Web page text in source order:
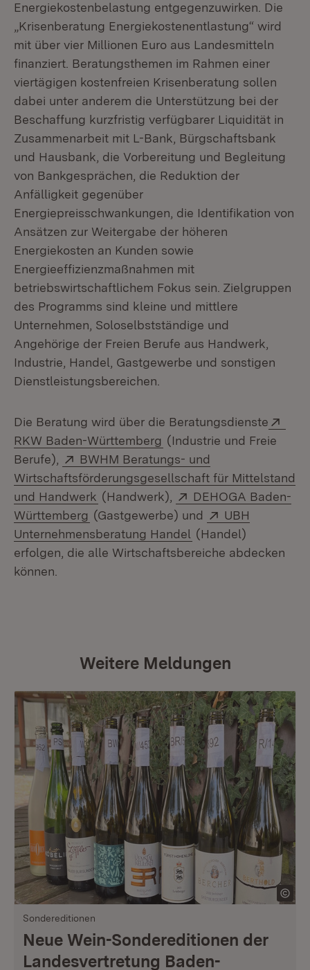
Energiekostenbelastung entgegenzuwirken. Die
„Krisenberatung Energiekostenentlastung“ wird
mit über vier Millionen Euro aus Landesmitteln
finanziert. Beratungsthemen im Rahmen einer
viertägigen kostenfreien Krisenberatung sollen
dabei unter anderem die Unterstützung bei der
Beschaffung kurzfristig verfügbarer Liquidität in
Zusammenarbeit mit L-Bank, Bürgschaftsbank
und Hausbank, die Vorbereitung und Begleitung
von Bankgesprächen, die Reduktion der
Anfälligkeit gegenüber
Energiepreisschwankungen, die Identifikation von
Ansätzen zur Weitergabe der höheren
Energiekosten an Kunden sowie
Energieeffizienzmaßnahmen mit
betriebswirtschaftlichem Fokus sein. Zielgruppen
des Programms sind kleine und mittlere
Unternehmen, Soloselbstständige und
Angehörige der Freien Berufe aus Handwerk,
Industrie, Handel, Gastgewerbe und sonstigen
Dienstleistungsbereichen.
Die Beratung wird über die Beratungsdienste
RKW Baden-Württemberg (Öffnet in neuem Fenster)
(Industrie und Freie
Berufe),
Extern:
BWHM Beratungs- und
Wirtschaftsförderungsgesellschaft für Mittelstand
und Handwerk (Öffnet in neuem Fenster)
(Handwerk), Extern:
DEHOGA Baden-
Württemberg (Öffnet in neuem Fenster)
(Gastgewerbe) und Extern:
UBH
Unternehmensberatung Handel (Öffnet in neuem
(Handel)
erfolgen, die alle Wirtschaftsbereiche abdecken
können.
Weitere Meldungen
Sondereditionen
Neue Wein-Sondereditionen der
Landesvertretung Baden-